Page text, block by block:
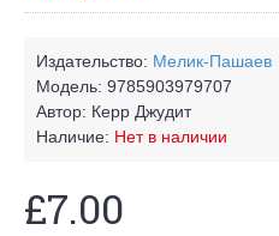
Издательство: Мелик-Пашаев
Модель: 9785903979707
Автор: Керр Джудит
Наличие: Нет в наличии
£7.00